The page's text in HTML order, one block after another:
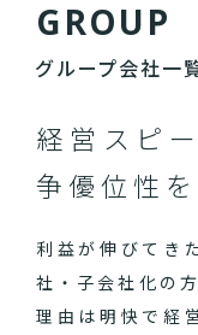
GROUP
グループ会社一
経営スピ
争優位性
利益が伸びてき
社・子会社化の方
理由は明快で経